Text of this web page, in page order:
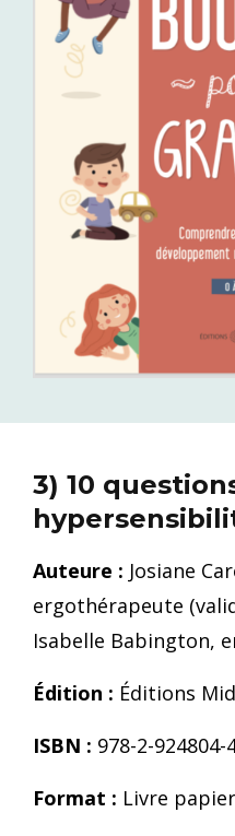
3) 10
Auteure : Josiane
ergothérapeute
Isabelle Babington,
Édition : Éditions
ISBN : 978-2-924804-
Format : Livre